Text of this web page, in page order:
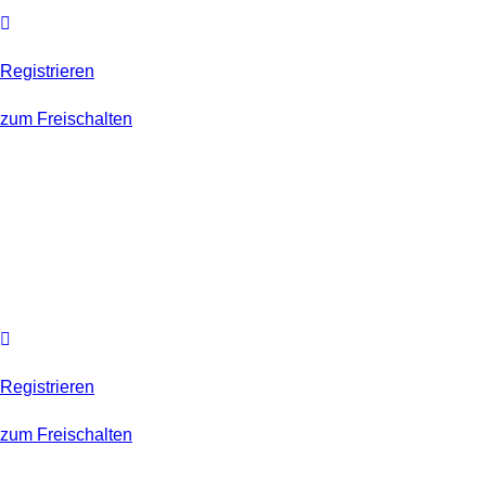
Registrieren
zum Freischalten
Registrieren
zum Freischalten